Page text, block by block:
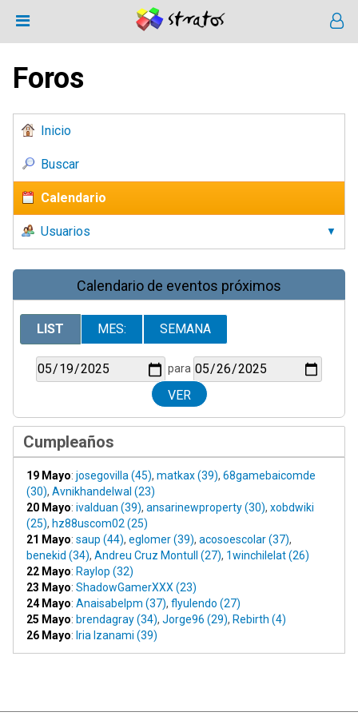
Foros
Inicio
Buscar
Calendario
Usuarios
Calendario de eventos próximos
LIST MES: SEMANA
para
Cumpleaños
19 Mayo: josegovilla (45), matkax (39), 68gamebaicomde
(30), Avnikhandelwal (23)
20 Mayo: ivalduan (39), ansarinewproperty (30), xobdwiki
(25), hz88uscom02 (25)
21 Mayo: saup (44), eglomer (39), acosoescolar (37),
benekid (34), Andreu Cruz Montull (27), 1winchilelat (26)
22 Mayo: Raylop (32)
23 Mayo: ShadowGamerXXX (23)
24 Mayo: Anaisabelpm (37), flyulendo (27)
25 Mayo: brendagray (34), Jorge96 (29), Rebirth (4)
26 Mayo: Iria Izanami (39)